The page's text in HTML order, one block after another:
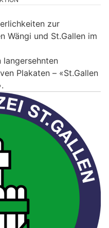
zur
Wängi und St.Gallen im
langersehnten
Plakaten – «St.Gallen